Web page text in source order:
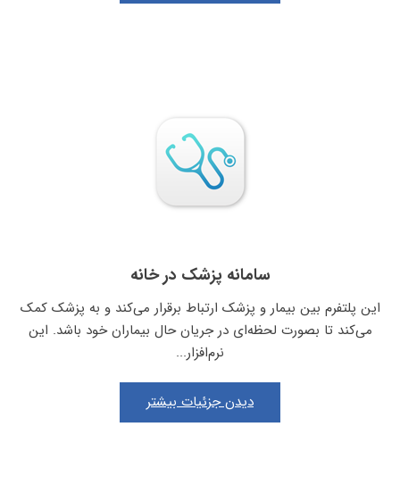
سامانه پزشک در خانه
این پلتفرم بین بیمار و پزشک ارتباط برقرار می‌کند و به پزشک کمک
می‌کند تا بصورت لحظه‌ای در جریان حال بیماران خود باشد. این
نرم‌افزار...
دیدن جزئیات بیشتر